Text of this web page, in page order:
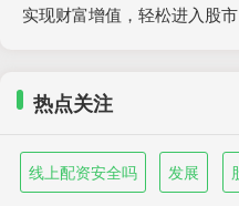
实现财富增值，轻松进入股市
热点关注
线上配资安全吗 发展